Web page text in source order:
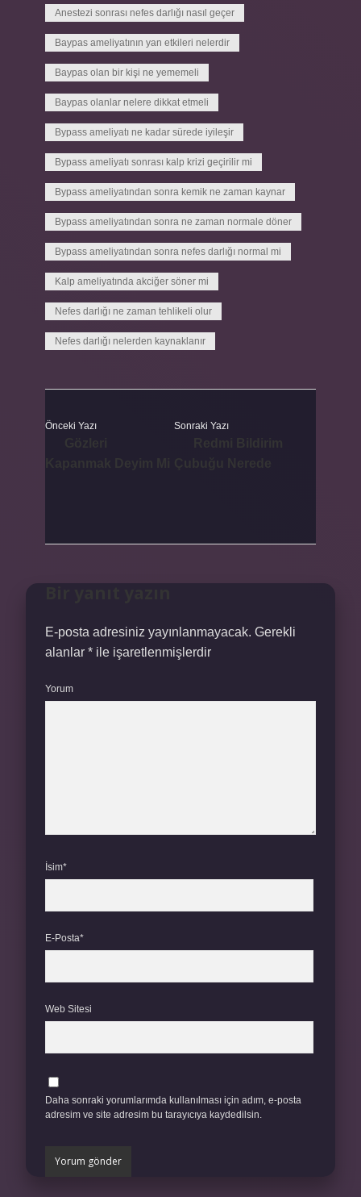
Anestezi sonrası nefes darlığı nasıl geçer
Baypas ameliyatının yan etkileri nelerdir
Baypas olan bir kişi ne yememeli
Baypas olanlar nelere dikkat etmeli
Bypass ameliyatı ne kadar sürede iyileşir
Bypass ameliyatı sonrası kalp krizi geçirilir mi
Bypass ameliyatından sonra kemik ne zaman kaynar
Bypass ameliyatından sonra ne zaman normale döner
Bypass ameliyatından sonra nefes darlığı normal mi
Kalp ameliyatında akciğer söner mi
Nefes darlığı ne zaman tehlikeli olur
Nefes darlığı nelerden kaynaklanır
Önceki Yazı Sonraki Yazı
E-posta adresiniz yayınlanmayacak. Gerekli
alanlar * ile işaretlenmişlerdir
Yorum
İsim*
E-Posta*
Web Sitesi
Daha sonraki yorumlarımda kullanılması için adım, e-posta
adresim ve site adresim bu tarayıcıya kaydedilsin.